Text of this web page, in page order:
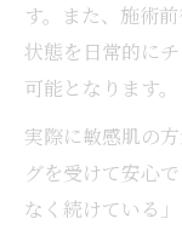
す。また、施術
状態を日常的に
可能となります。
実際に敏感肌の
グを受けて安心
なく続けている